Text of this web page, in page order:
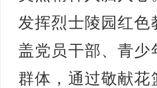
发挥烈士陵园红色
盖党员干部、青
群体，通过敬献